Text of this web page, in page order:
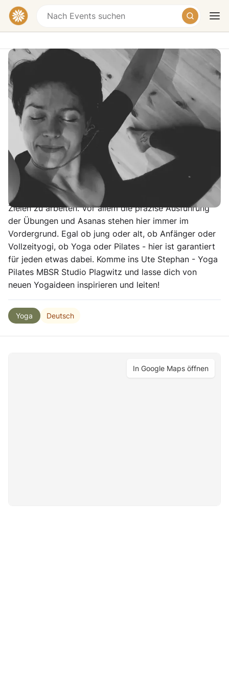
HeuteMorgen Wochenende
Vinyasa Yoga für Anfänger
Zschochersche Straße 54-56, 04229 Leipzig,
Plagwitz, Germany
dynamisch, kraftvoll, bewusst
Ute Stephan lädt dich herzlich dazu ein, im Yoga
Pilates MBSR Studio in Plagwitz Yoga und Pilates in
einer wohltuenden und angenehmen Atmosphäre zu
praktizieren und an deinen individuellen Wünschen und
Zielen zu arbeiten. Vor allem die präzise Ausführung
der Übungen und Asanas stehen hier immer im
Vordergrund. Egal ob jung oder alt, ob Anfänger oder
Vollzeityogi, ob Yoga oder Pilates - hier ist garantiert
für jeden etwas dabei. Komme ins Ute Stephan - Yoga
Pilates MBSR Studio Plagwitz und lasse dich von
neuen Yogaideen inspirieren und leiten!
Yoga Deutsch
In Google Maps öffnen